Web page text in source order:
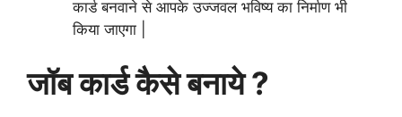
कार्ड बनवाने से आपके उज्जवल भविष्य का निर्माण भी
किया जाएगा |
जॉब कार्ड कैसे बनाये ?